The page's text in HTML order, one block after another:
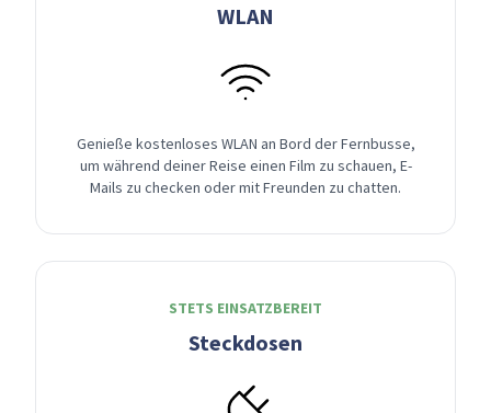
WLAN
Genieße kostenloses WLAN an Bord der Fernbusse,
um während deiner Reise einen Film zu schauen, E-
Mails zu checken oder mit Freunden zu chatten.
STETS EINSATZBEREIT
Steckdosen